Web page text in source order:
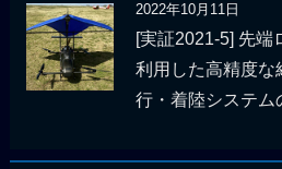
2022年10月11日
[実証2021-5] 先端
利用した高精度な
行・着陸システム